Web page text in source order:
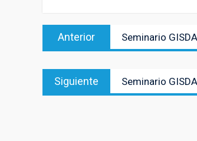
Navegación
de
entradas
Anterior
anterior:
Seminario
Siguiente
siguiente:
Seminario